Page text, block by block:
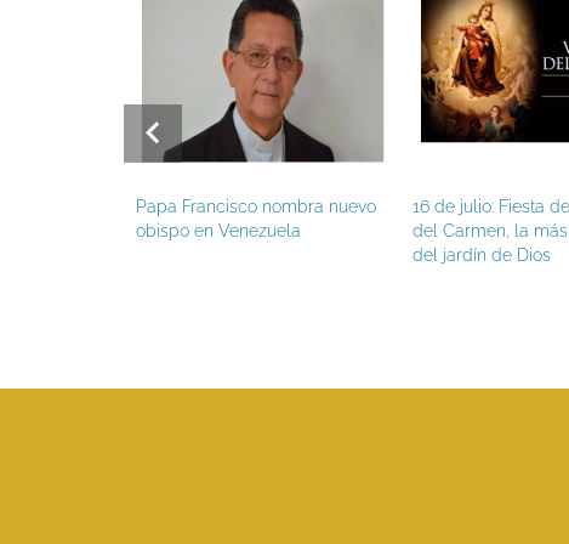
Papa Francisco nombra nuevo
obispo en Venezuela
16 de julio: Fiesta
del Carmen, la
del jardín de Dios